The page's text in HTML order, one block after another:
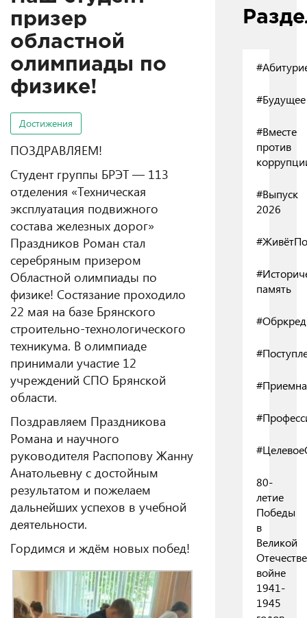
призер
областной
олимпиады по
физике!
Достижения
ПОЗДРАВЛЯЕМ!
Студент группы БРЭТ — 113
отделения «Техническая
эксплуатация подвижного
состава железных дорог»
Праздников Роман стал
серебряным призером
Областной олимпиады по
физике! Состязание проходило
22 мая на базе Брянского
строительно-технологического
техникума. В олимпиаде
принимали участие 12
учреждений СПО Брянской
области.
Поздравляем Праздникова
Романа и научного
руководителя Распопову Жанну
Анатольевну с достойным
результатом и пожелаем
дальнейших успехов в учебной
деятельности.
Гордимся и ждём новых побед!
#Будущее
#Вместе
против
#Выпуск
2026
память
80-
летие
Победы
в
Великой
войне
1941-
1945